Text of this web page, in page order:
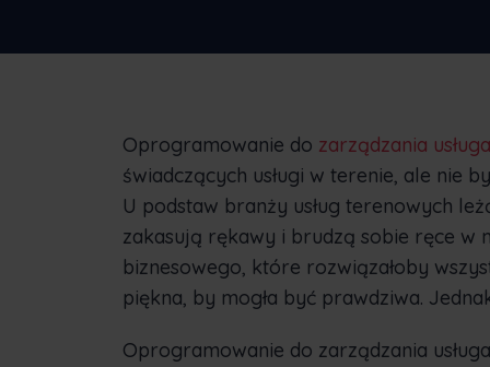
Oprogramowanie do zarządzania
świadczących usługi w terenie, ale nie
U podstaw branży usług terenowych
zakasują rękawy i brudzą sobie ręce w
biznesowego, które rozwiązałoby
piękna, by mogła być prawdziwa.
Oprogramowanie do zarządzania